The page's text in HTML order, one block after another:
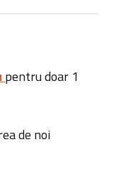
pentru doar 1
de noi